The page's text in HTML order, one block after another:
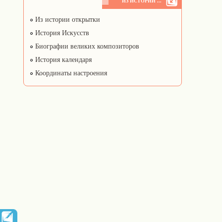
Из истории открытки
История Искусств
Биографии великих композиторов
История календаря
Координаты настроения